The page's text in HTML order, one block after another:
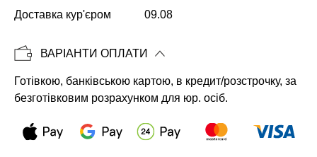
Копіювати
Доставка кур'єром
09.08
ВАРІАНТИ ОПЛАТИ
Готівкою, банківською картою, в кредит/розстрочку, за
безготівковим розрахунком для юр. осіб.